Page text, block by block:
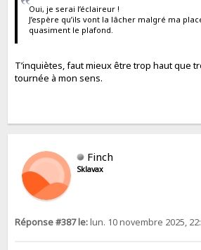
Oui, je serai l’éclaireur !
J’espère qu’ils vont la lâcher malgré ma
quasiment le plafond.
T’inquiètes, faut mieux être trop haut que
tournée à mon sens.
Finch
Sklavax
Réponse #387 le:lun. 10 novembre 2025,